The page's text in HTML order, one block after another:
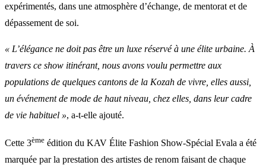
expérimentés, dans une atmosphère d’échange, de mentorat et de
dépassement de soi.
« L’élégance ne doit pas être un luxe réservé à une élite urbaine. À
travers ce show itinérant, nous avons voulu permettre aux
populations de quelques cantons de la Kozah de vivre, elles aussi,
un événement de mode de haut niveau, chez elles, dans leur cadre
de vie habituel », a-t-elle ajouté.
Cette 3ème édition du KAV Élite Fashion Show-Spécial Evala a été
marquée par la prestation des artistes de renom faisant de chaque